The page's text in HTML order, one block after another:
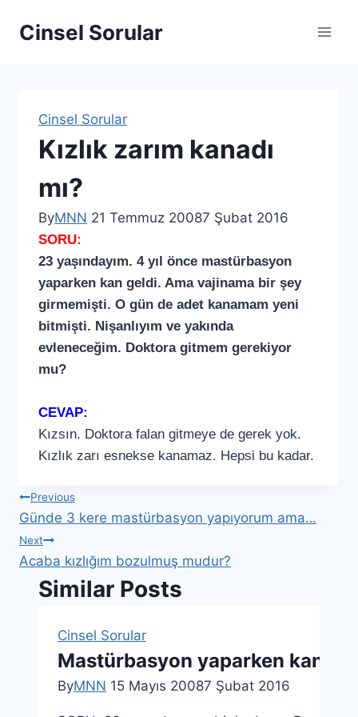
Cinsel Sorular
Cinsel Sorular
Kızlık zarım kanadı
mı?
ByMNN 21 Temmuz 20087 Şubat 2016
SORU:
23 yaşındayım. 4 yıl önce mastürbasyon
yaparken kan geldi. Ama vajinama bir şey
girmemişti. O gün de adet kanamam yeni
bitmişti. Nişanlıyım ve yakında
evleneceğim. Doktora gitmem gerekiyor
mu?
CEVAP:
Kızsın. Doktora falan gitmeye de gerek yok.
Kızlık zarı esnekse kanamaz. Hepsi bu kadar.
Previous
Günde 3 kere mastürbasyon yapıyorum ama…
Next
Acaba kızlığım bozulmuş mudur?
Similar Posts
Cinsel Sorular
Mastürbasyon yaparken kan
ByMNN 15 Mayıs 20087 Şubat 2016